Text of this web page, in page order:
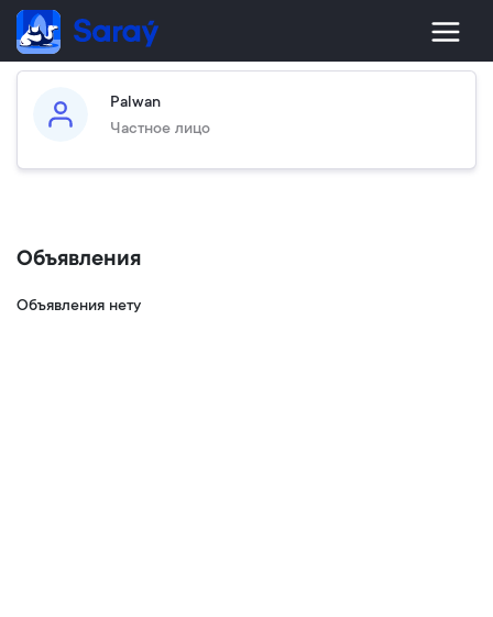
Palwan
Частное лицо
Объявления
Объявления нету